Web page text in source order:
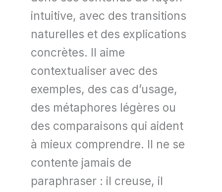
intuitive, avec des transitions
naturelles et des explications
concrètes. Il aime
contextualiser avec des
exemples, des cas d’usage,
des métaphores légères ou
des comparaisons qui aident
à mieux comprendre. Il ne se
contente jamais de
paraphraser : il creuse, il